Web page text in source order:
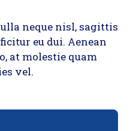
neque nisl, sagittis
eu dui. Aenean
at molestie quam
vel.